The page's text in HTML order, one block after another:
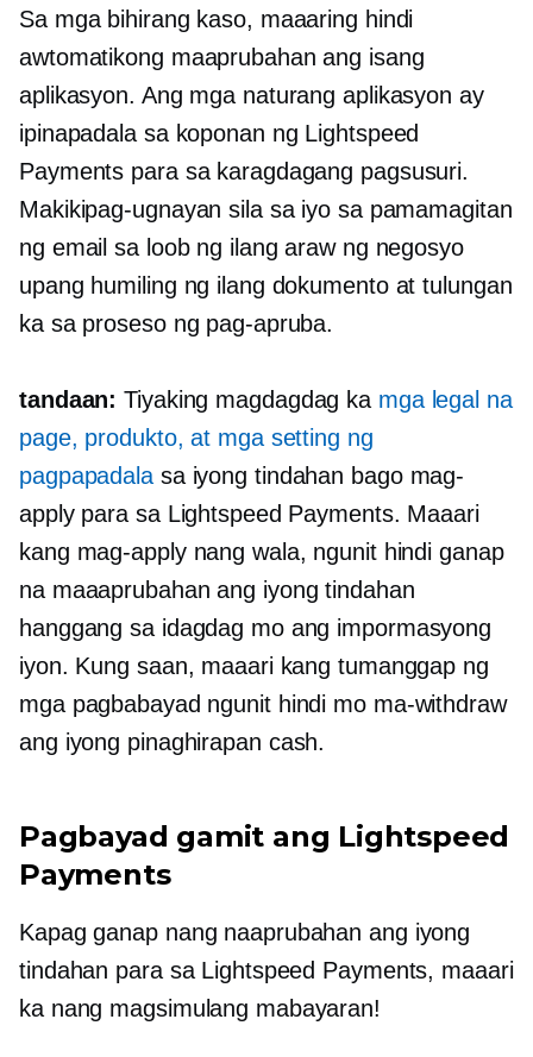
Sa mga bihirang kaso, maaaring hindi
awtomatikong maaprubahan ang isang
aplikasyon. Ang mga naturang aplikasyon ay
ipinapadala sa koponan ng Lightspeed
Payments para sa karagdagang pagsusuri.
Makikipag-ugnayan sila sa iyo sa pamamagitan
ng email sa loob ng ilang araw ng negosyo
upang humiling ng ilang dokumento at tulungan
ka sa proseso ng pag-apruba.
tandaan: Tiyaking magdagdag ka mga legal na
page, produkto, at mga setting ng
pagpapadalasa iyong tindahan bago mag-
apply para sa Lightspeed Payments. Maaari
kang mag-apply nang wala, ngunit hindi ganap
na maaaprubahan ang iyong tindahan
hanggang sa idagdag mo ang impormasyong
iyon. Kung saan, maaari kang tumanggap ng
mga pagbabayad ngunit hindi mo ma-withdraw
ang iyong pinaghirapan cash.
Pagbayad gamit ang Lightspeed
Payments
Kapag ganap nang naaprubahan ang iyong
tindahan para sa Lightspeed Payments, maaari
ka nang magsimulang mabayaran!